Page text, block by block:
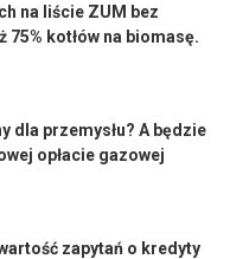
na liście ZUM bez
75% kotłów na biomasę.
dla przemysłu? A będzie
opłacie gazowej
zapytań o kredyty